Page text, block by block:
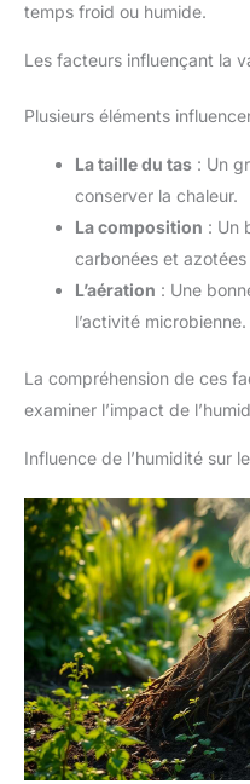
temps froid ou humide.
Les facteurs influençant la
Plusieurs éléments
La taille du tas : Un
conserver la chaleur.
La composition : Un
carbonées et azotées
L’aération : Une
l’activité microbienne.
La compréhension de ces
examiner l’impact de
Influence de l’humidité sur